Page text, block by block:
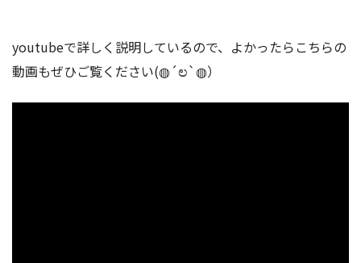
youtubeで詳しく説明しているので、よかったらこちらの
動画もぜひご覧ください(◍´ಲ`◍）